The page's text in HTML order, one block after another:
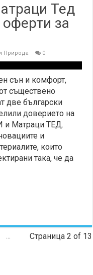
Тед
за
Природа 0
сън и комфорт,
съществено
две български
доверието на
и Матраци ТЕД.
и
които
така, че да
Страница 2 of 13
...